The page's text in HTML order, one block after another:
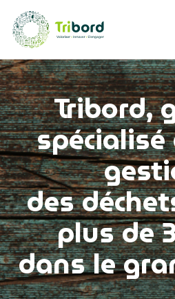
Tribord,
des
plus de
dans le